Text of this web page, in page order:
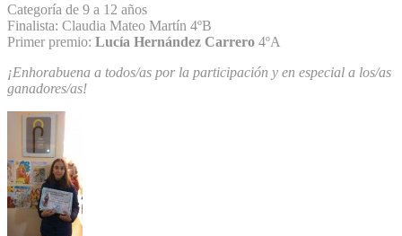
Categoría de 9 a 12 años
Finalista: Claudia Mateo Martín 4ºB
Primer premio: Lucía Hernández Carrero 4ºA
¡Enhorabuena a todos/as por la participación y en especial a los/as
ganadores/as!